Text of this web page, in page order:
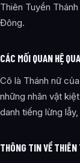
Thiên Tuyền
Đông.
CÁC MỐI QUAN HỆ
Cô là Thánh nữ
những nhân vật
danh tiếng lừng
THÔNG TIN VỀ